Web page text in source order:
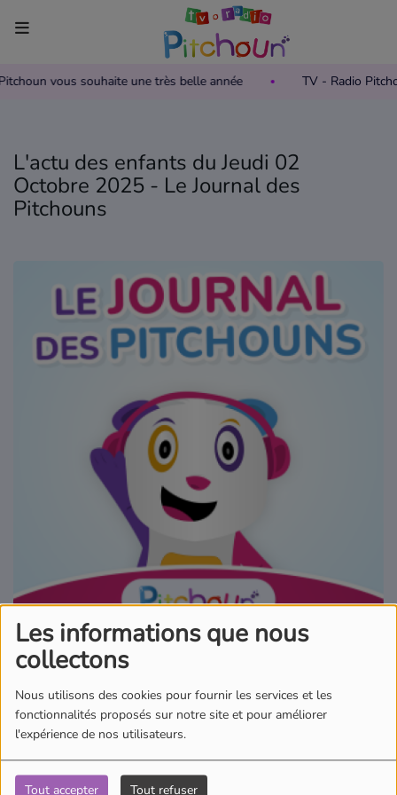
Les informations que nous
collectons
Nous utilisons des cookies pour fournir les services et les
fonctionnalités proposés sur notre site et pour améliorer
l'expérience de nos utilisateurs.
Tout accepter Tout refuser
Pitchoun vous souhaite une très belle année TV - Radio
Accueil
Grille des programmes TV
Replay TV Pitchoun
Radio
Grille des programmes Radio
Où écouter Radio Pitchoun ?
Pitchoun Rédac
Qui sommes-nous ?
Contact
L'actu des enfants du Jeudi 02
Octobre 2025 - Le Journal des
Pitchouns
01 octobre 2025 - 22:00
Écouter le podcast
Aujourd'hui dans l'actu des Pitchouns, Ambre nous emmène à
Viennay. L’inédit concours de mangeurs de piment organisé, près